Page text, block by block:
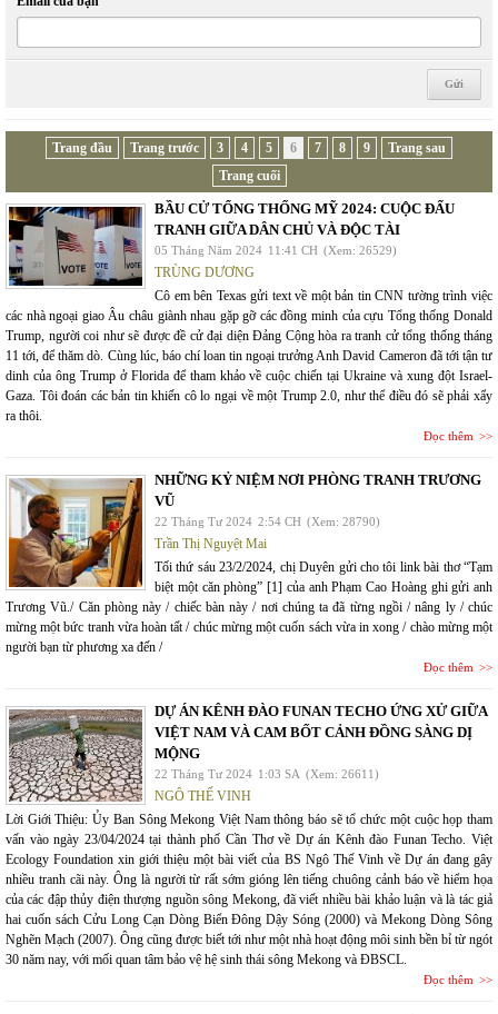
Trang đầu Trang trước 3 4 5 6 7 8 9
Trang sau
Trang cuối
BẦU CỬ TỔNG THỐNG MỸ 2024: CUỘC ĐẤU
TRANH GIỮA DÂN CHỦ VÀ ĐỘC TÀI
05 Tháng Năm 2024 11:41 CH (Xem: 26529)
TRÙNG DƯƠNG
Cô em bên Texas gửi text về một bản tin CNN tường trình việc
các nhà ngoại giao Âu châu giành nhau gặp gỡ các đồng minh của cựu Tổng thống Donald
Trump, người coi như sẽ được đề cử đại diện Đảng Cộng hòa ra tranh cử tổng thống tháng
11 tới, để thăm dò. Cùng lúc, báo chí loan tin ngoại trưởng Anh David Cameron đã tới tận tư
dinh của ông Trump ở Florida để tham khảo về cuộc chiến tại Ukraine và xung đột Israel-
Gaza. Tôi đoán các bản tin khiến cô lo ngại về một Trump 2.0, như thể điều đó sẽ phải xẩy
ra thôi.
Đọc thêm
NHỮNG KỶ NIỆM NƠI PHÒNG TRANH TRƯƠNG
VŨ
22 Tháng Tư 2024 2:54 CH (Xem: 28790)
Trần Thị Nguyệt Mai
Tối thứ sáu 23/2/2024, chị Duyên gửi cho tôi link bài thơ “Tạm
biệt một căn phòng” [1] của anh Phạm Cao Hoàng ghi gửi anh
Trương Vũ./ Căn phòng này / chiếc bàn này / nơi chúng ta đã từng ngồi / nâng ly / chúc
mừng một bức tranh vừa hoàn tất / chúc mừng một cuốn sách vừa in xong / chào mừng một
người bạn từ phương xa đến /
Đọc thêm
DỰ ÁN KÊNH ĐÀO FUNAN TECHO ỨNG XỬ GIỮA
VIỆT NAM VÀ CAM BỐT CẢNH ĐỒNG SÀNG DỊ
MỘNG
22 Tháng Tư 2024 1:03 SA (Xem: 26611)
NGÔ THẾ VINH
Lời Giới Thiệu: Ủy Ban Sông Mekong Việt Nam thông báo sẽ tổ chức một cuộc họp tham
vấn vào ngày 23/04/2024 tại thành phố Cần Thơ về Dự án Kênh đào Funan Techo. Việt
Ecology Foundation xin giới thiệu một bài viết của BS Ngô Thế Vinh về Dự án đang gây
nhiều tranh cãi này. Ông là người từ rất sớm gióng lên tiếng chuông cảnh báo về hiểm họa
của các đập thủy điện thượng nguồn sông Mekong, đã viết nhiều bài khảo luận và là tác giả
hai cuốn sách Cửu Long Cạn Dòng Biển Đông Dậy Sóng (2000) và Mekong Dòng Sông
Nghẽn Mạch (2007). Ông cũng được biết tới như một nhà hoạt động môi sinh bền bỉ từ ngót
30 năm nay, với mối quan tâm bảo vệ hệ sinh thái sông Mekong và ĐBSCL.
Đọc thêm